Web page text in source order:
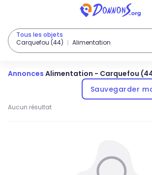
Tous les objets
Carquefou (44)
Alimentation
Annonces Alimentation - Carquefou
Sauvegarder
Aucun résultat